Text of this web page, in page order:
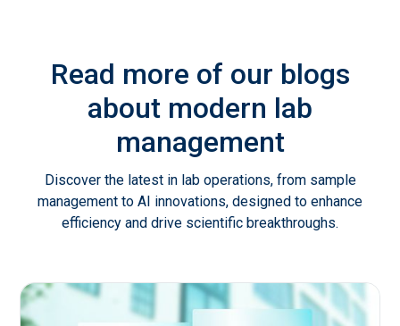
Read more of our blogs
about modern lab
management
Discover the latest in lab operations, from sample
management to AI innovations, designed to enhance
efficiency and drive scientific breakthroughs.